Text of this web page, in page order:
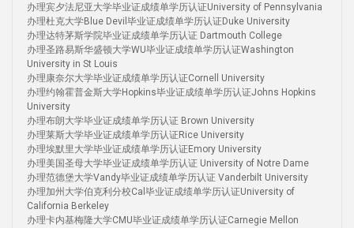
办理宾夕法尼亚大学毕业证成绩单学历认证University of Pennsylvania
办理杜克大学Blue Devil毕业证成绩单学历认证Duke University
办理达特茅斯学院毕业证成绩单学历认证 Dartmouth College
办理圣路易斯华盛顿大学WU毕业证成绩单学历认证Washington
University in St Louis
办理康奈尔大学毕业证成绩单学历认证Cornell University
办理约翰霍普金斯大学Hopkins毕业证成绩单学历认证Johns Hopkins
University
办理布朗大学毕业证成绩单学历认证 Brown University
办理莱斯大学毕业证成绩单学历认证Rice University
办理埃默里大学毕业证成绩单学历认证Emory University
办理美国圣母大学毕业证成绩单学历认证 University of Notre Dame
办理范德堡大学Vandy毕业证成绩单学历认证 Vanderbilt University
办理加州大学伯克利分校Cal毕业证成绩单学历认证University of
California Berkeley
办理卡内基梅隆大学CMU毕业证成绩单学历认证Carnegie Mellon